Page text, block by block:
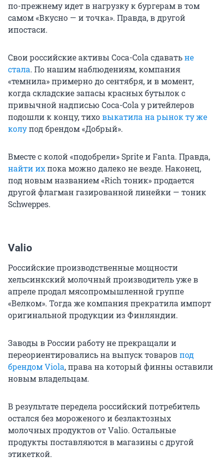
по-прежнему идет в нагрузку к бургерам в том
самом «Вкусно — и точка». Правда, в другой
ипостаси.
Свои российские активы Coca-Cola сдаватьне
стала. По нашим наблюдениям, компания
«темнила» примерно до сентября, и в момент,
когда складские запасы красных бутылок с
привычной надписью Coca-Cola у ритейлеров
подошли к концу, тиховыкатила на рынок ту же
колупод брендом «Добрый».
Вместе с колой «подобрели» Sprite и Fanta. Правда,
найти ихпока можно далеко не везде. Наконец,
под новым названием «Rich тоник» продается
другой флагман газированной линейки — тоник
Schweppes.
Valio
Российские производственные мощности
хельсинкский молочный производитель уже в
апреле продал мясопромышленной группе
«Велком». Тогда же компания прекратила импорт
оригинальной продукции из Финляндии.
Заводы в России работу не прекращали и
переориентировались на выпуск товаровпод
брендом Viola, права на который финны оставили
новым владельцам.
В результате передела российский потребитель
остался без мороженого и безлактозных
молочных продуктов от Valio. Остальные
продукты поставляются в магазины с другой
этикеткой.